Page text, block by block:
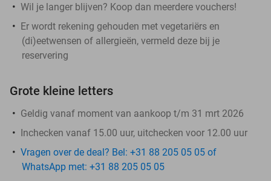
Wil je langer blijven? Koop dan meerdere vouchers!
Er wordt rekening gehouden met vegetariërs en
(di)eetwensen of allergieën, vermeld deze bij je
reservering
Grote kleine letters
Geldig vanaf moment van aankoop t/m 31 mrt 2026
Inchecken vanaf 15.00 uur, uitchecken voor 12.00 uur
Vragen over de deal? Bel: +31 88 205 05 05 of
WhatsApp met: +31 88 205 05 05